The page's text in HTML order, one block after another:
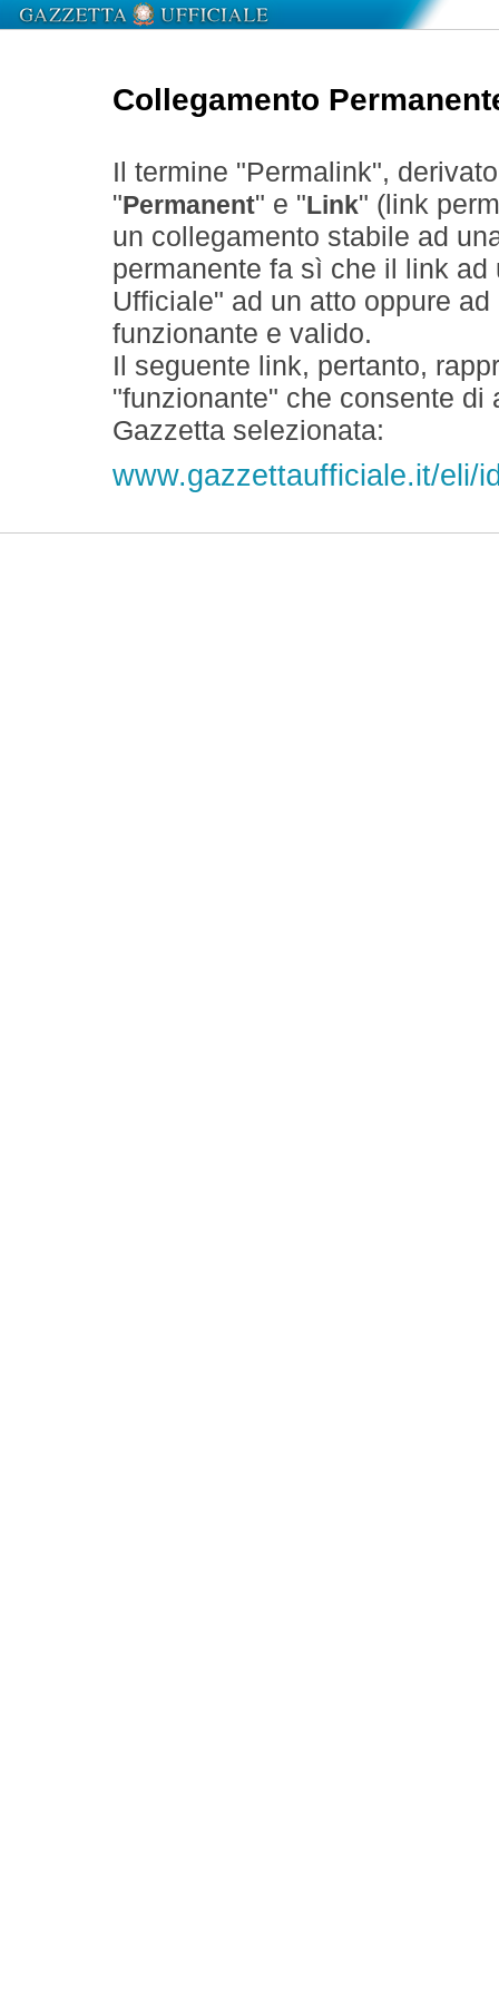
Collegamento
Il termine "Permalink",
" Permanent" e " Link" (link
un collegamento stabile ad
permanente fa sì che il link
Ufficiale" ad un atto oppure
funzionante e valido.
Il seguente link, pertanto,
"funzionante" che consente
Gazzetta selezionata:
www.gazzettaufficiale.it/eli/